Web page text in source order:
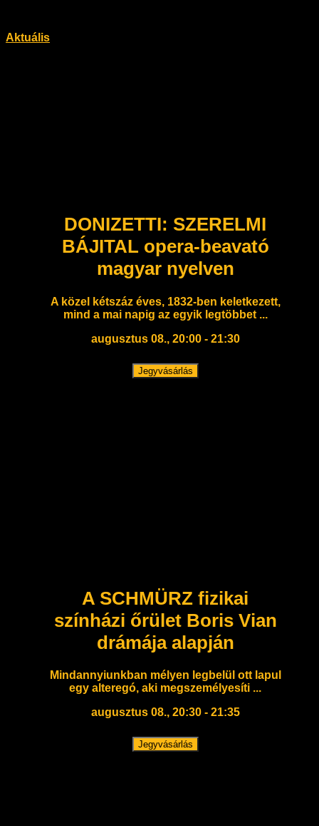
Aktuális
DONIZETTI: SZERELMI
BÁJITAL opera-beavató
magyar nyelven
A közel kétszáz éves, 1832-ben keletkezett,
mind a mai napig az egyik legtöbbet ...
augusztus 08., 20:00 - 21:30
Jegyvásárlás
A SCHMÜRZ fizikai
színházi őrület Boris Vian
drámája alapján
Mindannyiunkban mélyen legbelül ott lapul
egy alteregó, aki megszemélyesíti ...
augusztus 08., 20:30 - 21:35
Jegyvásárlás